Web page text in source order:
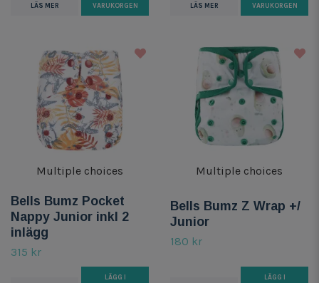
LÄS MER
VARUKORGEN
LÄS MER
VARUKORGEN
Multiple choices
Bells Bumz Pocket
Nappy Junior inkl 2
inlägg
315 kr
LÄGG I
Multiple choices
Bells Bumz Z Wrap +/
Junior
180 kr
LÄGG I